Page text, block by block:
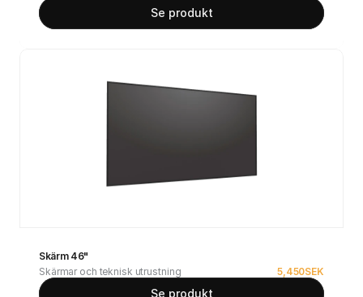
Se produkt
Skärm 46"
Skärmar och teknisk utrustning
5,450SEK
Se produkt